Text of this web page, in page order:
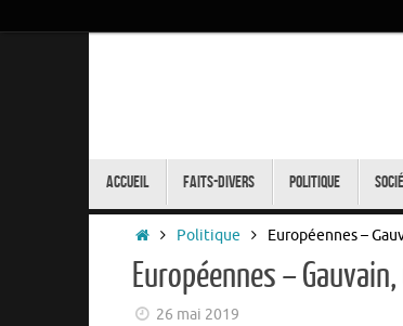
Accueil Faits-Divers Politique
Accueil
Politique Européennes –
Européennes –
26 mai 2019